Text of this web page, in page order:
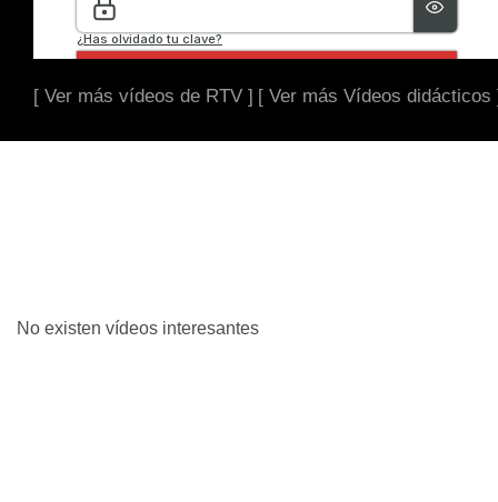
[ Ver más vídeos de RTV ] [ Ver más Vídeos didácticos
No existen vídeos interesantes